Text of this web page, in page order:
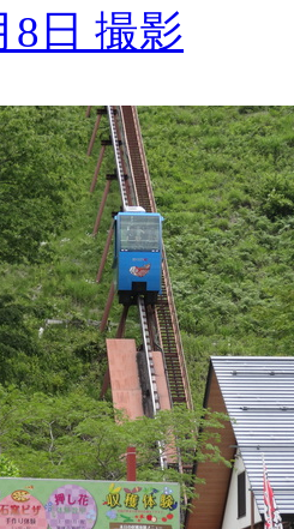
8日 撮影